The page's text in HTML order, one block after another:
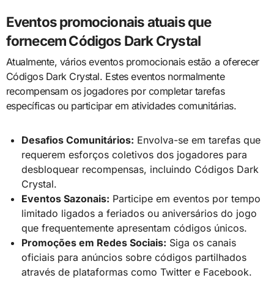
Eventos promocionais atuais que
fornecem Códigos Dark Crystal
Atualmente, vários eventos promocionais estão a oferecer
Códigos Dark Crystal. Estes eventos normalmente
recompensam os jogadores por completar tarefas
específicas ou participar em atividades comunitárias.
Desafios Comunitários: Envolva-se em tarefas que
requerem esforços coletivos dos jogadores para
desbloquear recompensas, incluindo Códigos Dark
Crystal.
Eventos Sazonais: Participe em eventos por tempo
limitado ligados a feriados ou aniversários do jogo
que frequentemente apresentam códigos únicos.
Promoções em Redes Sociais: Siga os canais
oficiais para anúncios sobre códigos partilhados
através de plataformas como Twitter e Facebook.